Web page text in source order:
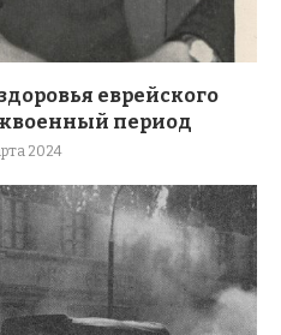
еврейского
период
2024